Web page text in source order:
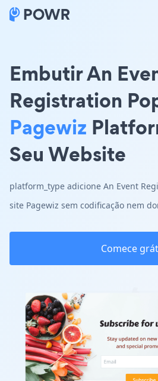
Embutir An
Registration
Pagewiz
Seu Website
platform_type adicione An Event
site Pagewiz sem codificação nem
Comece